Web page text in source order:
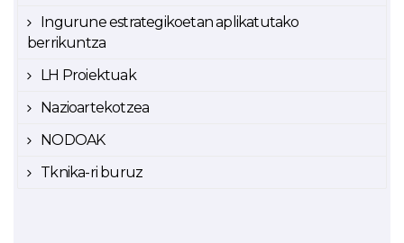
Ingurune estrategikoetan aplikatutako
berrikuntza
LH Proiektuak
Nazioartekotzea
NODOAK
Tknika-ri buruz